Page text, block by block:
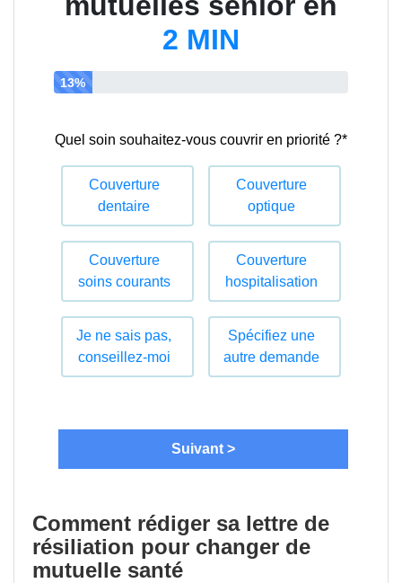
Comment rédiger sa lettre de
résiliation pour changer de
mutuelle santé